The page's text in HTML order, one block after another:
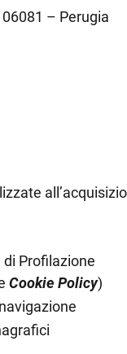
– Perugia
di Profilazione
Cookie Policy)